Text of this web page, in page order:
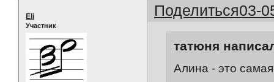
Поделиться03-
Eli
Участник
татюня
Алина - это